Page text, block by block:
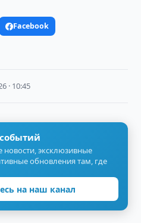
Facebook
· 10:45
новости, эксклюзивные
обновления там, где
на наш канал